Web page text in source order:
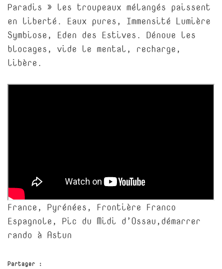
Paradis » les troupeaux mélangés paissent
en liberté. Eaux pures, Immensité Lumière
Symbiose, Eden des Estives. Dénoue les
blocages, vide le mental, recharge,
libère.
France, Pyrénées, Frontière Franco
Espagnole, Pic du Midi d’Ossau,démarrer
rando à Astun
Partager :